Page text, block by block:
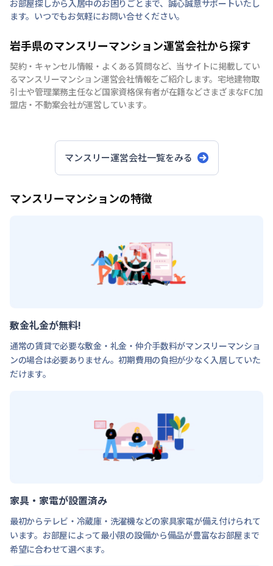
お部屋探しから入居中のお困りごとまで、誠心誠意サポートいたし
ます。いつでもお気軽にお問い合せください。
岩手県のマンスリーマンション運営会社から探す
契約・キャンセル情報・よくある質問など、当サイトに掲載してい
るマンスリーマンション運営会社情報をご紹介します。宅地建物取
引士や管理業務主任など国家資格保有者が在籍などさまざまなFC加
盟店・不動案会社が運営しています。
マンスリー運営会社一覧をみる
マンスリーマンションの特徴
敷金礼金が無料!
通常の賃貸で必要な敷金・礼金・仲介手数料がマンスリーマンショ
ンの場合は必要ありません。初期費用の負担が少なく入居していた
だけます。
家具・家電が設置済み
最初からテレビ・冷蔵庫・洗濯機などの家具家電が備え付けられて
います。お部屋によって最小限の設備から備品が豊富なお部屋まで
希望に合わせて選べます。